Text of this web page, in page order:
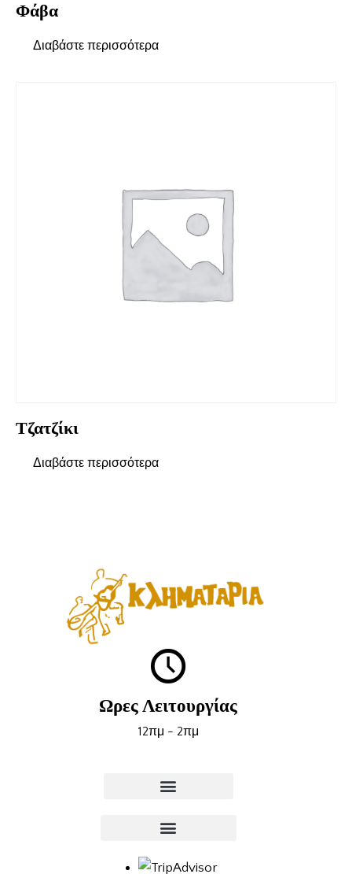
Φάβα
Διαβάστε περισσότερα
Τζατζίκι
Διαβάστε περισσότερα
Ωρες Λειτουργίας
12πμ - 2πμ